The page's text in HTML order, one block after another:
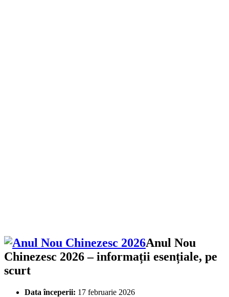
Anul Nou
Chinezesc 2026 – informații esențiale, pe
scurt
Data începerii: 17 februarie 2026